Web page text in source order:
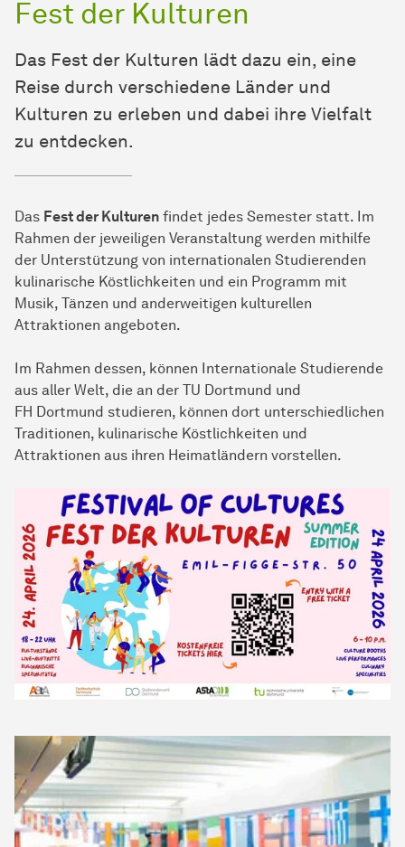
Fest der Kulturen
Das Fest der Kulturen lädt dazu ein, eine
Reise durch verschiedene Länder und
Kulturen zu erleben und dabei ihre Vielfalt
zu entdecken.
Das Fest der Kulturen findet jedes Semester statt. Im
Rahmen der jeweiligen Veranstaltung werden mithilfe
der Unterstützung von internationalen Studierenden
kulinarische Köstlichkeiten und ein Programm mit
Musik, Tänzen und anderweitigen kulturellen
Attraktionen angeboten.
Im Rahmen dessen, können Internationale Studierende
aus aller Welt, die an der TU Dortmund und
FH Dortmund studieren, können dort unterschiedlichen
Traditionen, kulinarische Köstlichkeiten und
Attraktionen aus ihren Heimatländern vorstellen.